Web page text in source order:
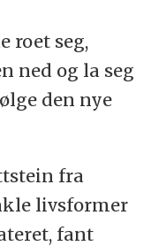
roet seg,
ned og la seg
den nye
fra
livsformer
fant